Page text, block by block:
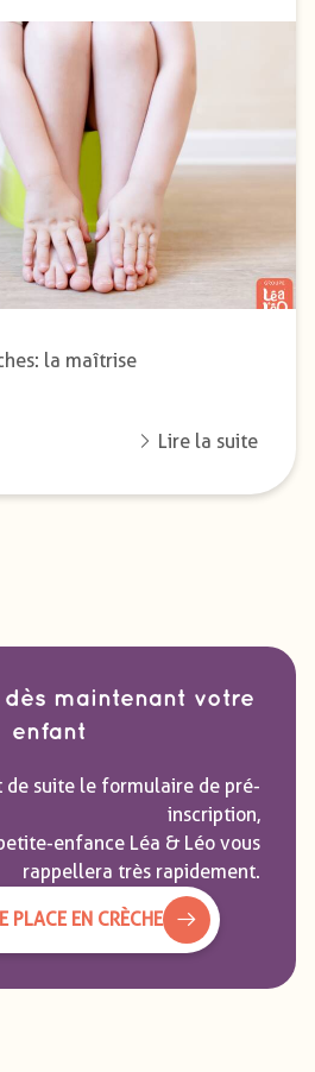
la maîtrise
Lire la suite
dès maintenant votre
enfant
de suite le formulaire de pré-
inscription,
enfance Léa & Léo vous
rappellera très rapidement.
PLACE EN CRÈCHE